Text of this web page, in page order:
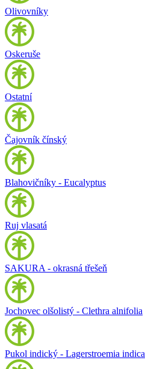
Olivovníky
Oskeruše
Ostatní
Čajovník čínský
Blahovičníky - Eucalyptus
Ruj vlasatá
SAKURA - okrasná třešeň
Jochovec olšolistý - Clethra alnifolia
Pukol indický - Lagerstroemia indica